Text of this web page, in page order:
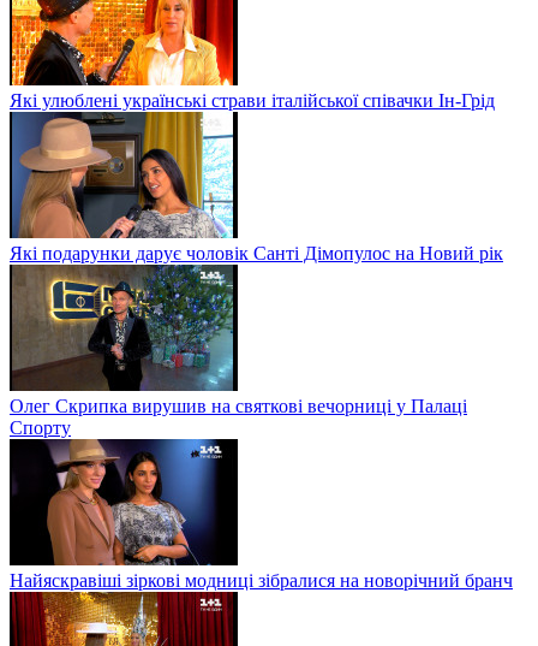
Які улюблені українські страви італійської співачки Ін-Грід
Які подарунки дарує чоловік Санті Дімопулос на Новий рік
Олег Скрипка вирушив на святкові вечорниці у Палаці
Спорту
Найяскравіші зіркові модниці зібралися на новорічний бранч